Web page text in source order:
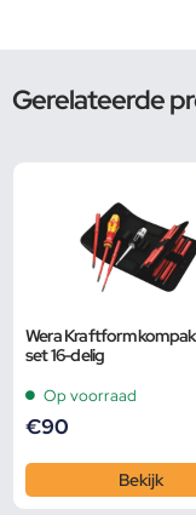
Gerelateerde
Wera Kraftform
set 16-delig
Op voorraad
€90
Bekijk